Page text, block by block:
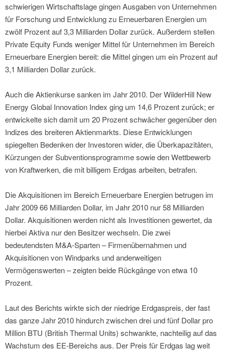
schwierigen Wirtschaftslage gingen Ausgaben von Unternehmen
für Forschung und Entwicklung zu Erneuerbaren Energien um
zwölf Prozent auf 3,3 Milliarden Dollar zurück. Außerdem stellen
Private Equity Funds weniger Mittel für Unternehmen im Bereich
Erneuerbare Energien bereit: die Mittel gingen um ein Prozent auf
3,1 Milliarden Dollar zurück.
Auch die Aktienkurse sanken im Jahr 2010. Der WilderHill New
Energy Global Innovation Index ging um 14,6 Prozent zurück; er
entwickelte sich damit um 20 Prozent schwächer gegenüber den
Indizes des breiteren Aktienmarkts. Diese Entwicklungen
spiegelten Bedenken der Investoren wider, die Überkapazitäten,
Kürzungen der Subventionsprogramme sowie den Wettbewerb
von Kraftwerken, die mit billigem Erdgas arbeiten, betrafen.
Die Akquisitionen im Bereich Erneuerbare Energien betrugen im
Jahr 2009 66 Milliarden Dollar, im Jahr 2010 nur 58 Milliarden
Dollar. Akquisitionen werden nicht als Investitionen gewertet, da
hierbei Aktiva nur den Besitzer wechseln. Die zwei
bedeutendsten M&A-Sparten – Firmenübernahmen und
Akquisitionen von Windparks und anderweitigen
Vermögenswerten – zeigten beide Rückgänge von etwa 10
Prozent.
Laut des Berichts wirkte sich der niedrige Erdgaspreis, der fast
das ganze Jahr 2010 hindurch zwischen drei und fünf Dollar pro
Million BTU (British Thermal Units) schwankte, nachteilig auf das
Wachstum des EE-Bereichs aus. Der Preis für Erdgas lag weit